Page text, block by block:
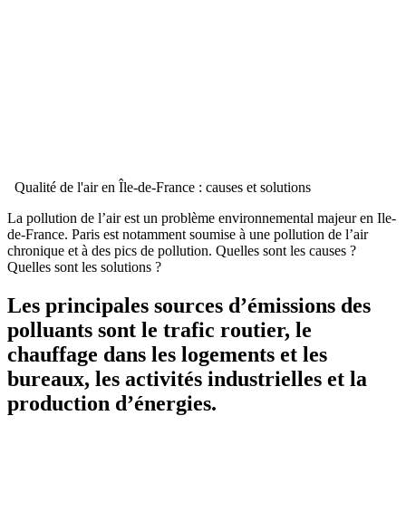
Qualité de l'air en Île-de-France : causes et solutions
La pollution de l’air est un problème environnemental majeur en Ile-
de-France. Paris est notamment soumise à une pollution de l’air
chronique et à des pics de pollution. Quelles sont les causes ?
Quelles sont les solutions ?
Les principales sources d’émissions des
polluants sont le trafic routier, le
chauffage dans les logements et les
bureaux, les activités industrielles et la
production d’énergies.